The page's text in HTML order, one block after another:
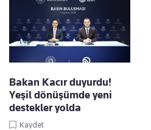
Bakan Kacır duyurdu!
Yeşil dönüşümde yeni
destekler yolda
Kaydet